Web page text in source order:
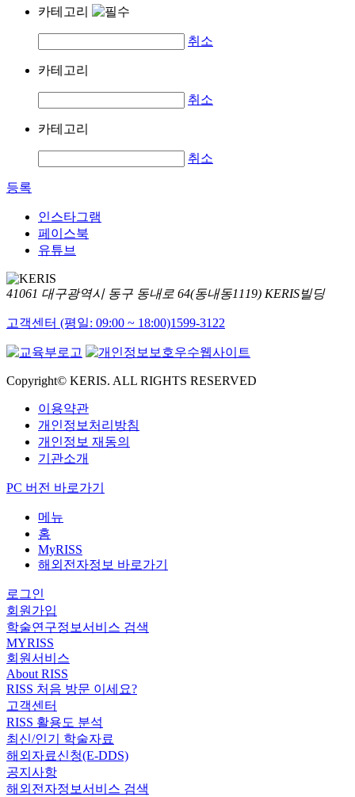
카테고리
취소
카테고리
취소
카테고리
취소
등록
인스타그램
페이스북
유튜브
41061 대구광역시 동구 동내로 64(동내동1119) KERIS빌딩
고객센터 (평일: 09:00 ~ 18:00)1599-3122
Copyright© KERIS. ALL RIGHTS RESERVED
이용약관
개인정보처리방침
개인정보 재동의
기관소개
PC 버전 바로가기
메뉴
홈
MyRISS
해외전자정보 바로가기
로그인
회원가입
학술연구정보서비스 검색
MYRISS
회원서비스
About RISS
RISS 처음 방문 이세요?
고객센터
RISS 활용도 분석
최신/인기 학술자료
해외자료신청(E-DDS)
공지사항
해외전자정보서비스 검색